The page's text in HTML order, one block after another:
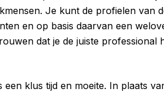
Je kunt de profielen van
en op basis daarvan een
dat je de juiste
een klus tijd en moeite. In plaats